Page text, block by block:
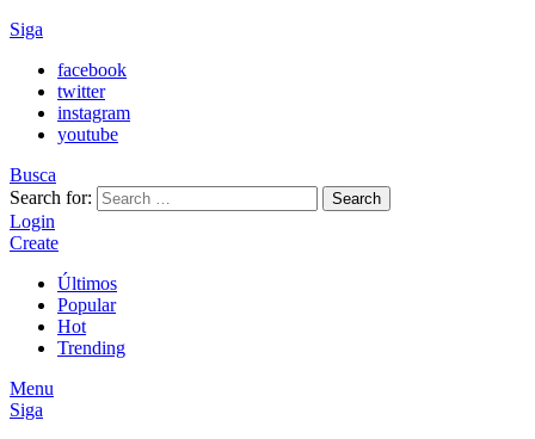
Siga
facebook
twitter
instagram
youtube
Busca
Search for:
Search
Login
Create
Últimos
Popular
Hot
Trending
Menu
Siga